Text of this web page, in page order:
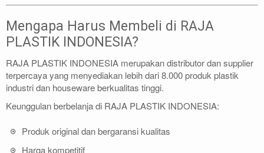
Mengapa Harus Membeli di RAJA
PLASTIK INDONESIA?
RAJA PLASTIK INDONESIA merupakan distributor dan supplier
terpercaya yang menyediakan lebih dari 8.000 produk plastik
industri dan houseware berkualitas tinggi.
Keunggulan berbelanja di RAJA PLASTIK INDONESIA:
Produk original dan bergaransi kualitas
Harga kompetitif